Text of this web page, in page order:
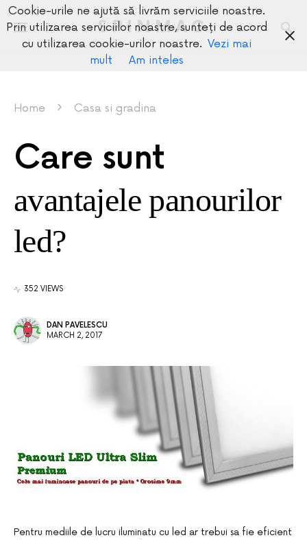
SPINMAG
Home Casa si gradina
Care sunt
avantajele panourilor
led?
352 VIEWS
DAN PAVELESCU
MARCH 2, 2017
Pentru mediile de lucru iluminatu cu led ar trebui sa fie eficient
Cookie-urile ne ajută să livrăm serviciile noastre.
Prin utilizarea serviciilor noastre, sunteți de acord
cu utilizarea cookie-urilor noastre. Vezi mai
mult
Am inteles